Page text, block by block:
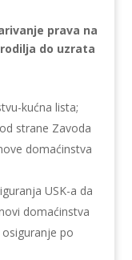
prava na
do uzrata
kućna lista;
strane Zavoda
domaćinstva
USK-a da
domaćinstva
po